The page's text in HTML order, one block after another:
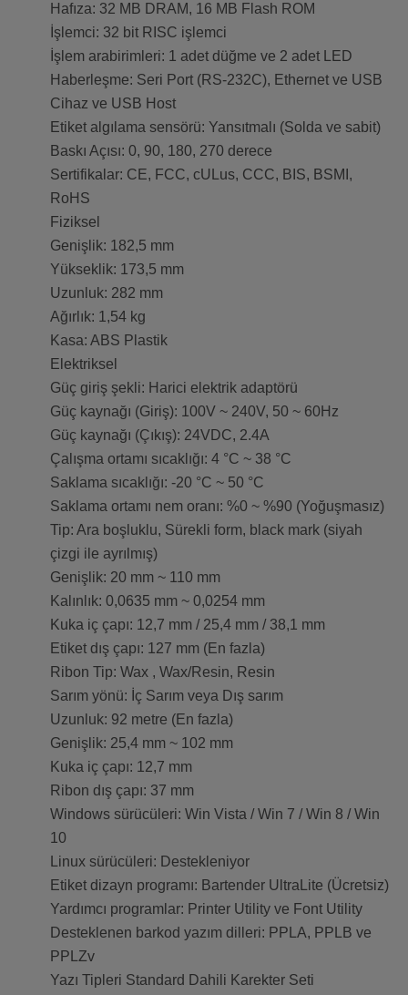
Hafıza: 32 MB DRAM, 16 MB Flash ROM
İşlemci: 32 bit RISC işlemci
İşlem arabirimleri: 1 adet düğme ve 2 adet LED
Haberleşme: Seri Port (RS-232C), Ethernet ve USB
Cihaz ve USB Host
Etiket algılama sensörü: Yansıtmalı (Solda ve sabit)
Baskı Açısı: 0, 90, 180, 270 derece
Sertifikalar: CE, FCC, cULus, CCC, BIS, BSMI,
RoHS
Fiziksel
Genişlik: 182,5 mm
Yükseklik: 173,5 mm
Uzunluk: 282 mm
Ağırlık: 1,54 kg
Kasa: ABS Plastik
Elektriksel
Güç giriş şekli: Harici elektrik adaptörü
Güç kaynağı (Giriş): 100V ~ 240V, 50 ~ 60Hz
Güç kaynağı (Çıkış): 24VDC, 2.4A
Çalışma ortamı sıcaklığı: 4 °C ~ 38 °C
Saklama sıcaklığı: -20 °C ~ 50 °C
Saklama ortamı nem oranı: %0 ~ %90 (Yoğuşmasız)
Tip: Ara boşluklu, Sürekli form, black mark (siyah
çizgi ile ayrılmış)
Genişlik: 20 mm ~ 110 mm
Kalınlık: 0,0635 mm ~ 0,0254 mm
Kuka iç çapı: 12,7 mm / 25,4 mm / 38,1 mm
Etiket dış çapı: 127 mm (En fazla)
Ribon Tip: Wax , Wax/Resin, Resin
Sarım yönü: İç Sarım veya Dış sarım
Uzunluk: 92 metre (En fazla)
Genişlik: 25,4 mm ~ 102 mm
Kuka iç çapı: 12,7 mm
Ribon dış çapı: 37 mm
Windows sürücüleri: Win Vista / Win 7 / Win 8 / Win
10
Linux sürücüleri: Destekleniyor
Etiket dizayn programı: Bartender UltraLite (Ücretsiz)
Yardımcı programlar: Printer Utility ve Font Utility
Desteklenen barkod yazım dilleri: PPLA, PPLB ve
PPLZv
Yazı Tipleri Standard Dahili Karekter Seti